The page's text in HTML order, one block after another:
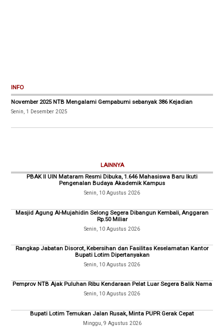
INFO
November 2025 NTB Mengalami Gempabumi sebanyak 386 Kejadian
Senin, 1 Desember 2025
LAINNYA
PBAK II UIN Mataram Resmi Dibuka, 1.646 Mahasiswa Baru Ikuti
Pengenalan Budaya Akademik Kampus
Senin, 10 Agustus 2026
Masjid Agung Al-Mujahidin Selong Segera Dibangun Kembali, Anggaran
Rp.50 Miliar
Senin, 10 Agustus 2026
Rangkap Jabatan Disorot, Kebersihan dan Fasilitas Keselamatan Kantor
Bupati Lotim Dipertanyakan
Senin, 10 Agustus 2026
Pemprov NTB Ajak Puluhan Ribu Kendaraan Pelat Luar Segera Balik Nama
Senin, 10 Agustus 2026
Bupati Lotim Temukan Jalan Rusak, Minta PUPR Gerak Cepat
Minggu, 9 Agustus 2026